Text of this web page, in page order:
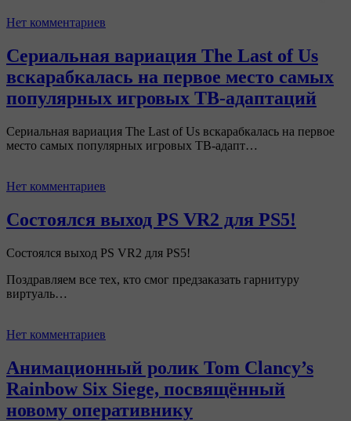
Нет комментариев
Сериальная вариация The Last of Us
вскарабкалась на первое место самых
популярных игровых ТВ-адаптаций
Сериальная вариация The Last of Us вскарабкалась на первое
место самых популярных игровых ТВ-адапт…
Нет комментариев
Состоялся выход PS VR2 для PS5!
Состоялся выход PS VR2 для PS5!
Поздравляем все тех, кто смог предзаказать гарнитуру
виртуаль…
Нет комментариев
Анимационный ролик Tom Clancy’s
Rainbow Six Siege, посвящённый
новому оперативнику